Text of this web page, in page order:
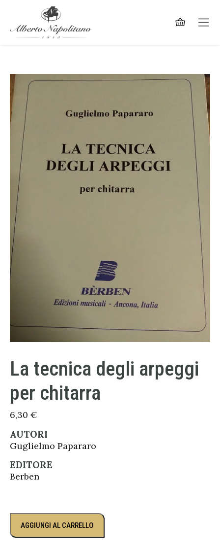
La tecnica degli arpeggi
per chitarra
6,30 €
AUTORI
Guglielmo Papararo
EDITORE
Berben
AGGIUNGI AL CARRELLO